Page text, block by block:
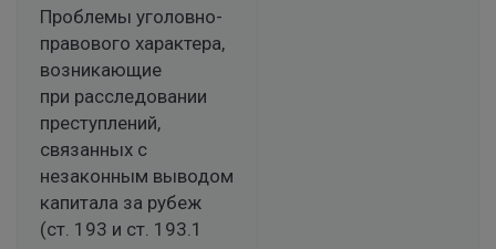
Проблемы уголовно-
правового характера,
возникающие
при расследовании
преступлений,
связанных с
незаконным выводом
капитала за рубеж
(ст. 193 и ст. 193.1